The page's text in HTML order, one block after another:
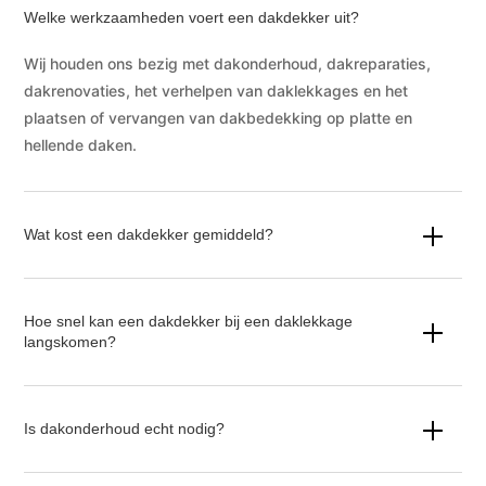
Welke werkzaamheden voert een dakdekker uit?
Wij houden ons bezig met dakonderhoud, dakreparaties,
dakrenovaties, het verhelpen van daklekkages en het
plaatsen of vervangen van dakbedekking op platte en
hellende daken.
Wat kost een dakdekker gemiddeld?
Hoe snel kan een dakdekker bij een daklekkage
langskomen?
Is dakonderhoud echt nodig?